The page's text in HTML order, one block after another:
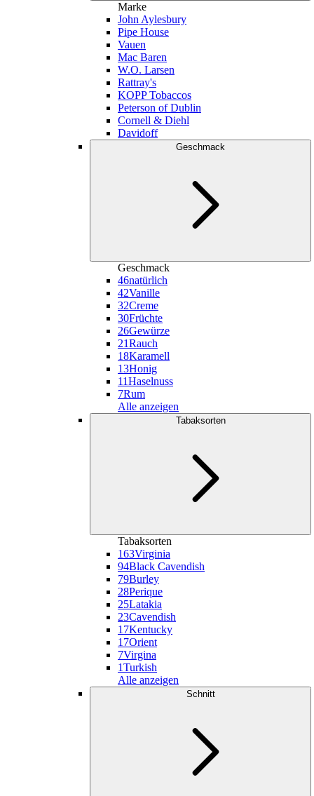
Marke
John Aylesbury
Pipe House
Vauen
Mac Baren
W.O. Larsen
Rattray's
KOPP Tobaccos
Peterson of Dublin
Cornell & Diehl
Davidoff
Geschmack
Geschmack
46natürlich
42Vanille
32Creme
30Früchte
26Gewürze
21Rauch
18Karamell
13Honig
11Haselnuss
7Rum
Alle anzeigen
Tabaksorten
Tabaksorten
163Virginia
94Black Cavendish
79Burley
28Perique
25Latakia
23Cavendish
17Kentucky
17Orient
7Virgina
1Turkish
Alle anzeigen
Schnitt